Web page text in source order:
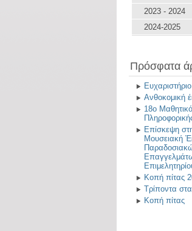
2023 - 2024
2024-2025
Πρόσφατα
Ευχαριστήριο
Ανθοκομική
18ο
Επίσκεψη
Μουσειακή
Κοπή πίτας
Τρίποντα
Κοπή πίτας